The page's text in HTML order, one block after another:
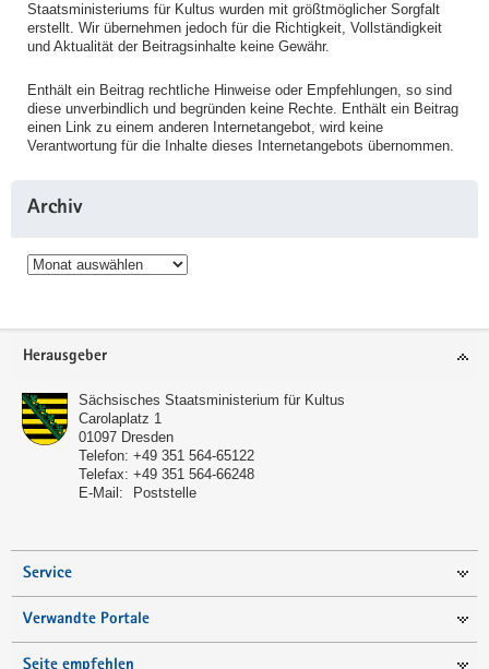
Staatsministeriums für Kultus wurden mit größtmöglicher Sorgfalt
erstellt. Wir übernehmen jedoch für die Richtigkeit, Vollständigkeit
und Aktualität der Beitragsinhalte keine Gewähr.
Enthält ein Beitrag rechtliche Hinweise oder Empfehlungen, so sind
diese unverbindlich und begründen keine Rechte. Enthält ein Beitrag
einen Link zu einem anderen Internetangebot, wird keine
Verantwortung für die Inhalte dieses Internetangebots übernommen.
Archiv
Archiv
Service
Herausgeber
Sächsisches Staatsministerium für Kultus
Carolaplatz 1
01097 Dresden
Telefon: +49 351 564-65122
Telefax: +49 351 564-66248
E-Mail:
Poststelle
Service
Verwandte Portale
Seite empfehlen